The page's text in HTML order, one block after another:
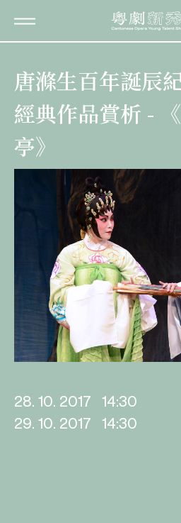
唐滌生百年誕辰
經典作品賞析 -
亭》
28. 10. 2017
14:30
29. 10. 2017
14:30